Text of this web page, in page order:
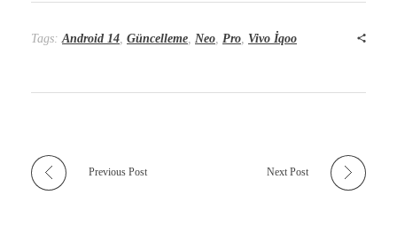
Tags:Android 14, Güncelleme, Neo, Pro, Vivo İqoo
Previous Post Next Post